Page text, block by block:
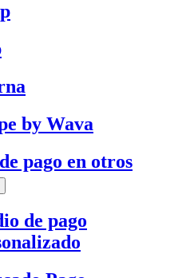
by Wava
pago en otros
de pago